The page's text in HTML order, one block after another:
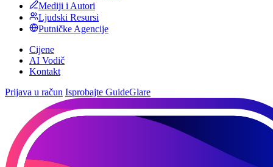
Mediji i Autori
Ljudski Resursi
Putničke Agencije
Cijene
AI Vodič
Kontakt
Prijava u račun Isprobajte GuideGlare